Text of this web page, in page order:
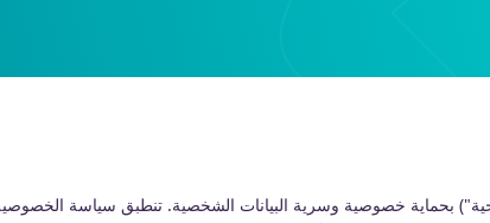
بحماية خصوصية وسرية البيانات الشخصية. تنطبق سياسة